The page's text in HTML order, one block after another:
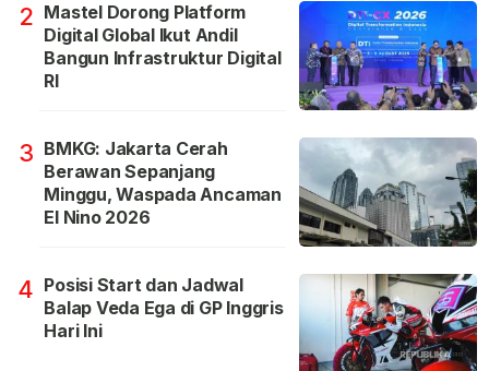
2 Mastel Dorong Platform
Digital Global Ikut Andil
Bangun Infrastruktur Digital
RI
3 BMKG: Jakarta Cerah
Berawan Sepanjang
Minggu, Waspada Ancaman
El Nino 2026
4 Posisi Start dan Jadwal
Balap Veda Ega di GP Inggris
Hari Ini